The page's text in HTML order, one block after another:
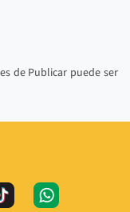
de Publicar puede ser